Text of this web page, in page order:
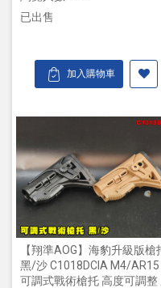
已出售
加入購物車
【翔準AOG】海豹升級版槍
黑/沙 C1018DCIA M4/AR15
可調式戰術槍托 高度可調整